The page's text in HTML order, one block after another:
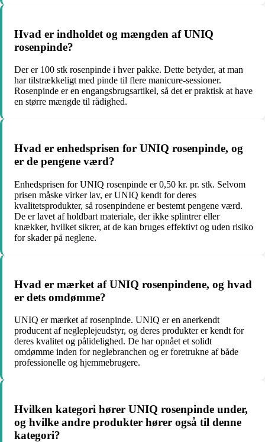
Hvad er indholdet og mængden af UNIQ
rosenpinde?
Der er 100 stk rosenpinde i hver pakke. Dette betyder, at man
har tilstrækkeligt med pinde til flere manicure-sessioner.
Rosenpinde er en engangsbrugsartikel, så det er praktisk at have
en større mængde til rådighed.
Hvad er enhedsprisen for UNIQ rosenpinde, og
er de pengene værd?
Enhedsprisen for UNIQ rosenpinde er 0,50 kr. pr. stk. Selvom
prisen måske virker lav, er UNIQ kendt for deres
kvalitetsprodukter, så rosenpindene er bestemt pengene værd.
De er lavet af holdbart materiale, der ikke splintrer eller
knækker, hvilket sikrer, at de kan bruges effektivt og uden risiko
for skader på neglene.
Hvad er mærket af UNIQ rosenpindene, og hvad
er dets omdømme?
UNIQ er mærket af rosenpinde. UNIQ er en anerkendt
producent af negleplejeudstyr, og deres produkter er kendt for
deres kvalitet og pålidelighed. De har opnået et solidt
omdømme inden for neglebranchen og er foretrukne af både
professionelle og hjemmebrugere.
Hvilken kategori hører UNIQ rosenpinde under,
og hvilke andre produkter hører også til denne
kategori?